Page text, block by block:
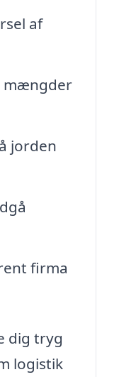
af
mængder
jorden
firma
dig tryg
logistik